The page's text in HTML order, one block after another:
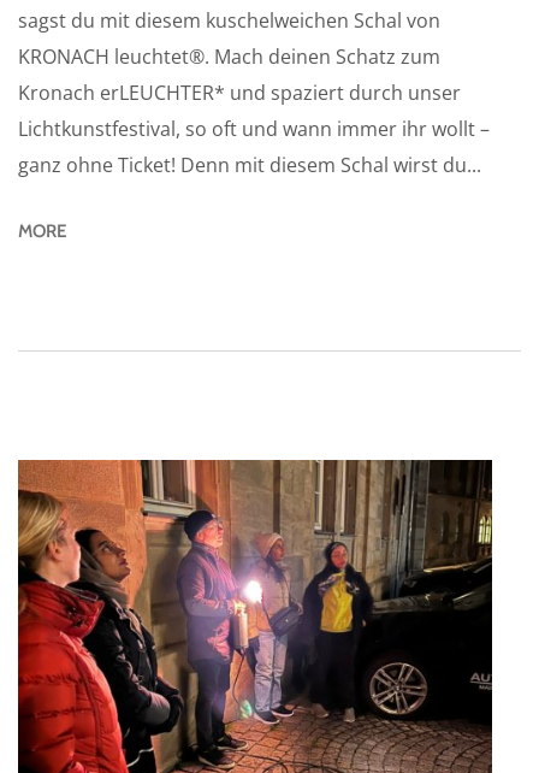
sagst du mit diesem kuschelweichen Schal von
KRONACH leuchtet®. Mach deinen Schatz zum
Kronach erLEUCHTER* und spaziert durch unser
Lichtkunstfestival, so oft und wann immer ihr wollt –
ganz ohne Ticket! Denn mit diesem Schal wirst du...
MORE